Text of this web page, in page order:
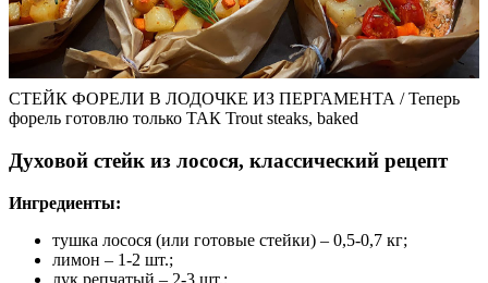
СТЕЙК ФОРЕЛИ В ЛОДОЧКЕ ИЗ ПЕРГАМЕНТА⁣⁣ / Теперь
форель готовлю только ТАК Trout steaks, baked
Духовой стейк из лосося, классический рецепт
Ингредиенты:
тушка лосося (или готовые стейки) – 0,5-0,7 кг;
лимон – 1-2 шт.;
лук репчатый – 2-3 шт.;